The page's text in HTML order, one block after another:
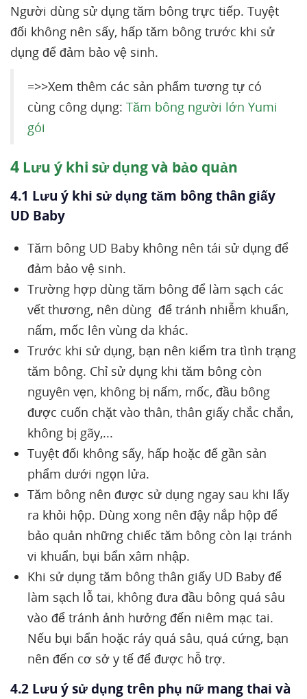
Người dùng sử dụng tăm bông trực tiếp. Tuyệt
đối không nên sấy, hấp tăm bông trước khi sử
dụng để đảm bảo vệ sinh.
=>>Xem thêm các sản phẩm tương tự có
cùng công dụng: Tăm bông người lớn Yumi
gói
4 Lưu ý khi sử dụng và bảo quản
4.1 Lưu ý khi sử dụng tăm bông thân giấy
UD Baby
Tăm bông UD Baby không nên tái sử dụng để
đảm bảo vệ sinh.
Trường hợp dùng tăm bông để làm sạch các
vết thương, nên dùng để tránh nhiễm khuẩn,
nấm, mốc lên vùng da khác.
Trước khi sử dụng, bạn nên kiểm tra tình trạng
tăm bông. Chỉ sử dụng khi tăm bông còn
nguyên vẹn, không bị nấm, mốc, đầu bông
được cuốn chặt vào thân, thân giấy chắc chắn,
không bị gãy,...
Tuyệt đối không sấy, hấp hoặc để gần sản
phẩm dưới ngọn lửa.
Tăm bông nên được sử dụng ngay sau khi lấy
ra khỏi hộp. Dùng xong nên đậy nắp hộp để
bảo quản những chiếc tăm bông còn lại tránh
vi khuẩn, bụi bẩn xâm nhập.
Khi sử dụng tăm bông thân giấy UD Baby để
làm sạch lỗ tai, không đưa đầu bông quá sâu
vào để tránh ảnh hưởng đến niêm mạc tai.
Nếu bụi bẩn hoặc ráy quá sâu, quá cứng, bạn
nên đến cơ sở y tế để được hỗ trợ.
4.2 Lưu ý sử dụng trên phụ nữ mang thai và